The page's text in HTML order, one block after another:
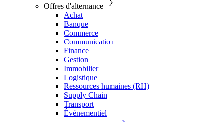
Offres d'alternance
Achat
Banque
Commerce
Communication
Finance
Gestion
Immobilier
Logistique
Ressources humaines (RH)
Supply Chain
Transport
Événementiel